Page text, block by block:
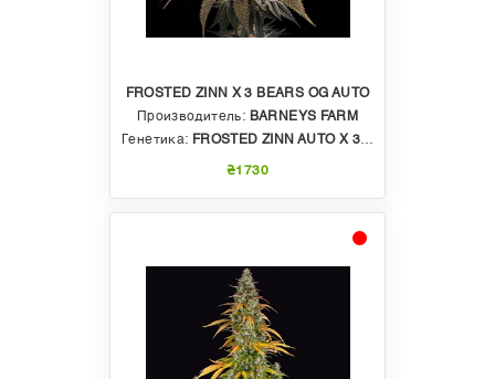
FROSTED ZINN X 3 BEARS OG AUTO
Производитель: BARNEYS FARM
Генетика: FROSTED ZINN AUTO X 3 BEARS AUTO
₴1730